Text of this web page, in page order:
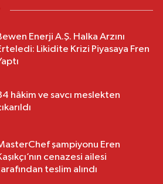
Enerji A.Ş. Halka Arzını
Likidite Krizi Piyasaya Fren
hâkim ve savcı meslekten
şampiyonu Eren
cenazesi ailesi
teslim alındı